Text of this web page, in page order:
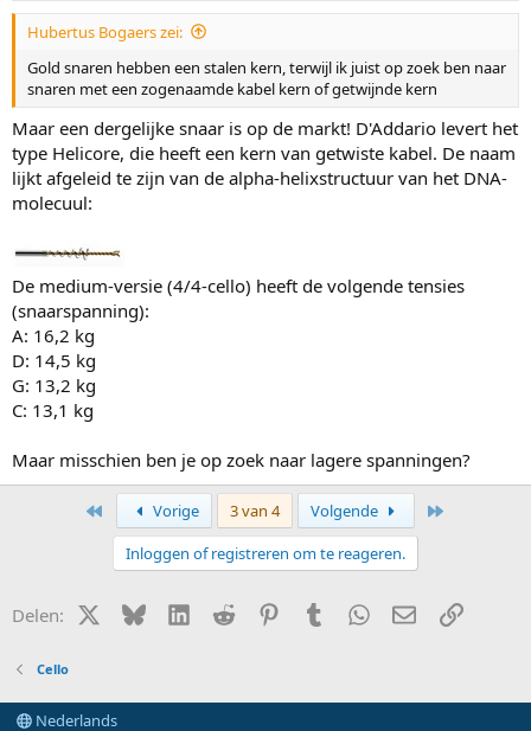
Hubertus Bogaers zei:
Gold snaren hebben een stalen kern, terwijl ik juist op zoek ben naar
snaren met een zogenaamde kabel kern of getwijnde kern
Maar een dergelijke snaar is op de markt! D'Addario levert het
type Helicore, die heeft een kern van getwiste kabel. De naam
lijkt afgeleid te zijn van de alpha-helixstructuur van het DNA-
molecuul:
De medium-versie (4/4-cello) heeft de volgende tensies
(snaarspanning):
A: 16,2 kg
D: 14,5 kg
G: 13,2 kg
C: 13,1 kg
Maar misschien ben je op zoek naar lagere spanningen?
Eerste Vorige 3 van 4 Volgende
Inloggen of registreren om te reageren.
Delen: X (Twitter)
BlueskyLinkedIn
Reddit PinterestTumblr WhatsApp
E-mailLink
Cello
Nederlands